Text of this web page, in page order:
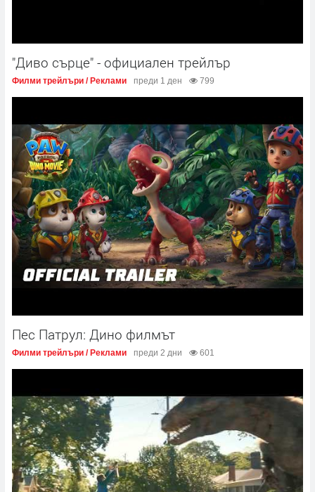
"Диво сърце" - официален трейлър
Филми трейлъри / Реклами преди 1 ден 799
Пес Патрул: Дино филмът
Филми трейлъри / Реклами преди 2 дни 601